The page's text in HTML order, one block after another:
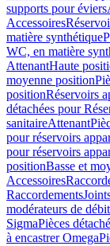
supports pour éviers
Accessoires
matière synthétique
WC, en matière
AttenantHaute
moyenne position
positionRéservoirs
détachées pour
sanitaireAttenant
pour réservoirs
pour réservoirs
positionBasse et
Accessoires
Raccordements
modérateurs de débit
SigmaPièces
à encastrer Omega